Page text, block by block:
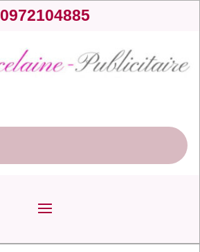
0972104885